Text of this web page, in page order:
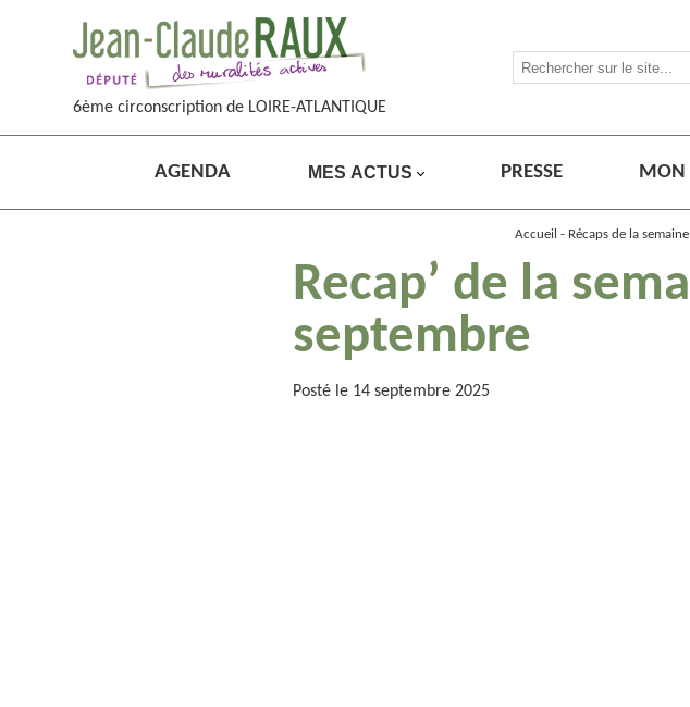
6ème circonscription de LOIRE-ATLANTIQUE
AGENDA MES ACTUS PRESSE MON
Accueil Récaps de la semaine
Recap’ de la
septembre
Posté le 14 septembre 2025